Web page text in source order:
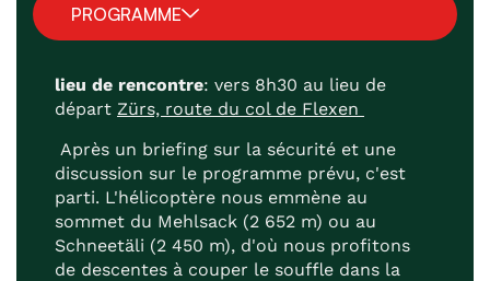
PROGRAMME
lieu de rencontre: vers 8h30 au lieu de
départ Zürs, route du col de Flexen
Après un briefing sur la sécurité et une
discussion sur le programme prévu, c'est
parti. L'hélicoptère nous emmène au
sommet du Mehlsack (2 652 m) ou au
Schneetäli (2 450 m), d'où nous profitons
de descentes à couper le souffle dans la